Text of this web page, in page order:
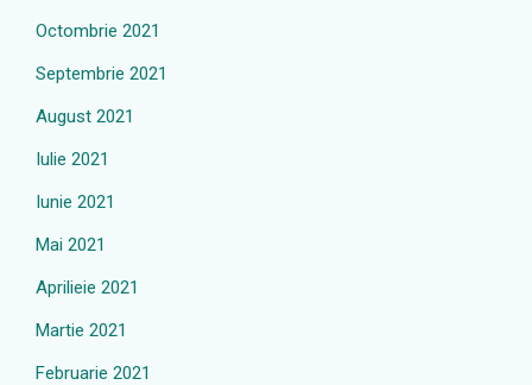
Octombrie 2021
Septembrie 2021
August 2021
Iulie 2021
Iunie 2021
Mai 2021
Aprilieie 2021
Martie 2021
Februarie 2021